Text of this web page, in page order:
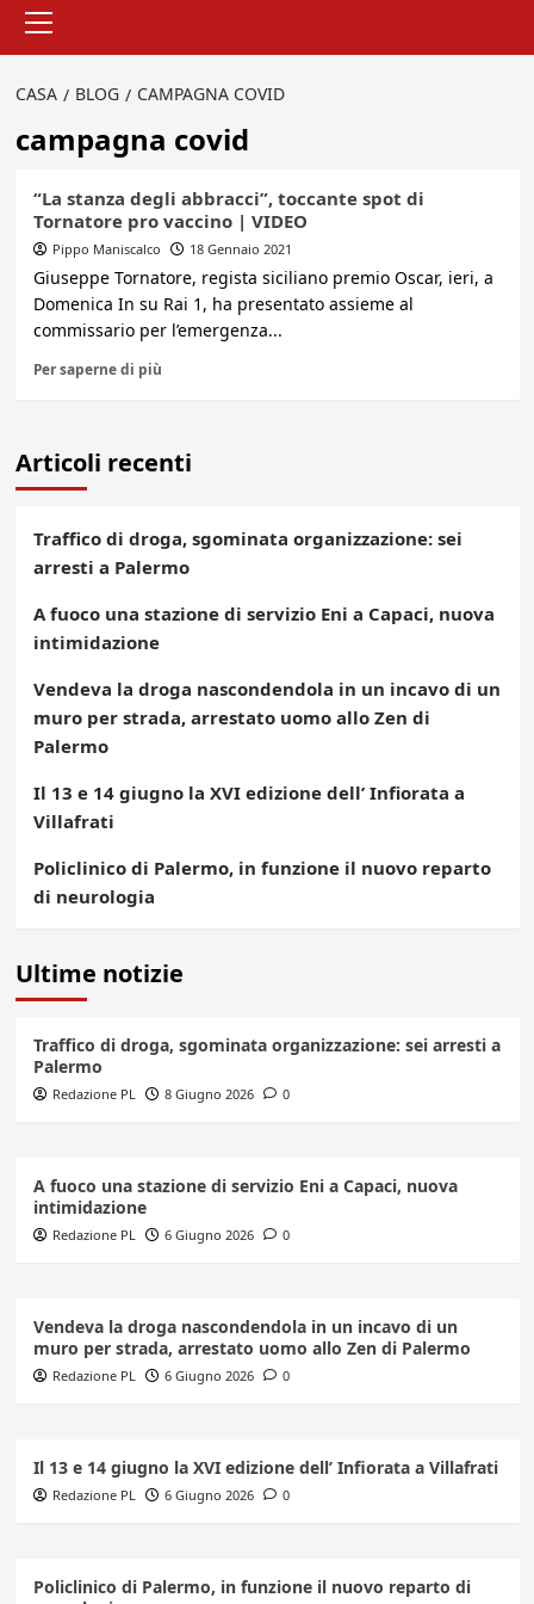
principale
CASA BLOG CAMPAGNA COVID
campagna covid
“La stanza degli abbracci”, toccante spot di
Tornatore pro vaccino | VIDEO
Pippo Maniscalco 18 Gennaio 2021
Giuseppe Tornatore, regista siciliano premio Oscar, ieri, a
Domenica In su Rai 1, ha presentato assieme al
commissario per l’emergenza...
Per saperne di più
Articoli recenti
Traffico di droga, sgominata organizzazione: sei
arresti a Palermo
A fuoco una stazione di servizio Eni a Capaci, nuova
intimidazione
Vendeva la droga nascondendola in un incavo di un
muro per strada, arrestato uomo allo Zen di
Palermo
Il 13 e 14 giugno la XVI edizione dell’ Infiorata a
Villafrati
Policlinico di Palermo, in funzione il nuovo reparto
di neurologia
Ultime notizie
Traffico di droga, sgominata organizzazione: sei arresti a
Palermo
Redazione PL 8 Giugno 2026 0
A fuoco una stazione di servizio Eni a Capaci, nuova
intimidazione
Redazione PL 6 Giugno 2026 0
Vendeva la droga nascondendola in un incavo di un
muro per strada, arrestato uomo allo Zen di Palermo
Redazione PL 6 Giugno 2026 0
Il 13 e 14 giugno la XVI edizione dell’ Infiorata a Villafrati
Redazione PL 6 Giugno 2026 0
Policlinico di Palermo, in funzione il nuovo reparto di